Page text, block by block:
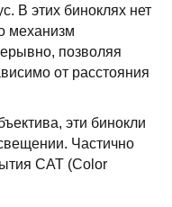
В этих биноклях нет
механизм
позволяя
от расстояния
эти бинокли
Частично
CAT (Color